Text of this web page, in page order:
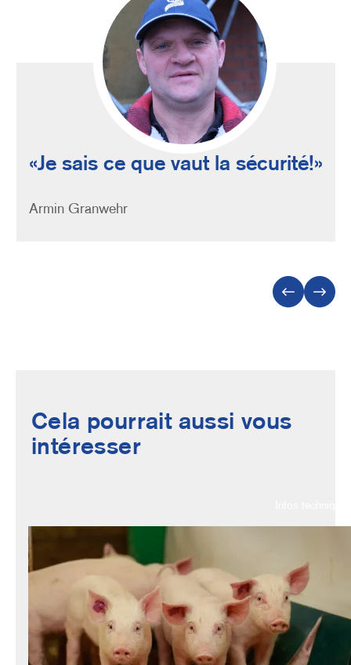
Quote
Je sais ce que vaut la sécurité!
Person
Armin Granwehr
Cela pourrait aussi vous
intéresser
Image